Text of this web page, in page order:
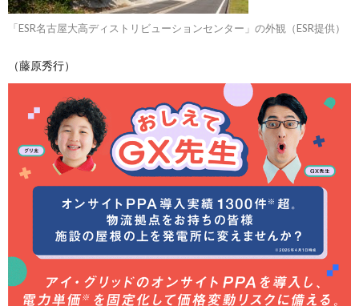
「ESR名古屋大高ディストリビューションセンター」の外観（ESR提供）
（藤原秀行）